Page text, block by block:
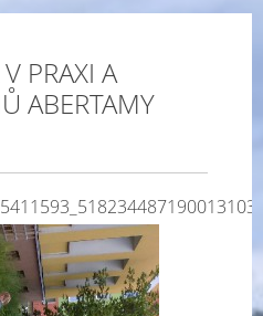
PRAXI A
ABERTAMY